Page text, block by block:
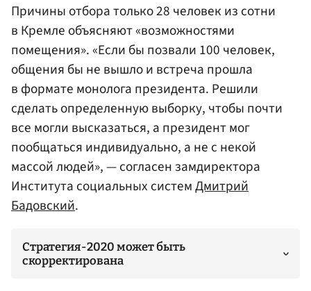
Причины отбора только 28 человек из сотни
в Кремле объясняют «возможностями
помещения». «Если бы позвали 100 человек,
общения бы не вышло и встреча прошла
в формате монолога президента. Решили
сделать определенную выборку, чтобы почти
все могли высказаться, а президент мог
пообщаться индивидуально, а не с некой
массой людей», — согласен замдиректора
Института социальных системДмитрий
Бадовский.
Стратегия-2020 может быть
скорректирована